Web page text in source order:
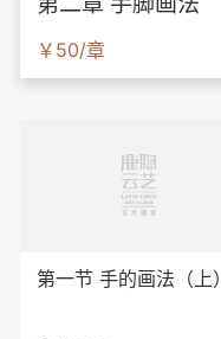
￥50/章
第一节 手的画法（上）